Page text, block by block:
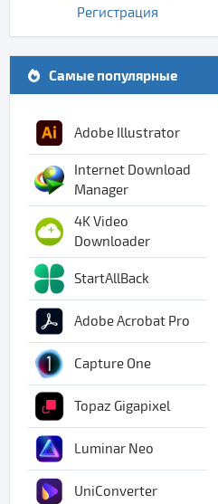
Регистрация
Самые популярные
Adobe Illustrator
Internet Download
Manager
4K Video
Downloader
StartAllBack
Adobe Acrobat Pro
Capture One
Topaz Gigapixel
Luminar Neo
UniConverter